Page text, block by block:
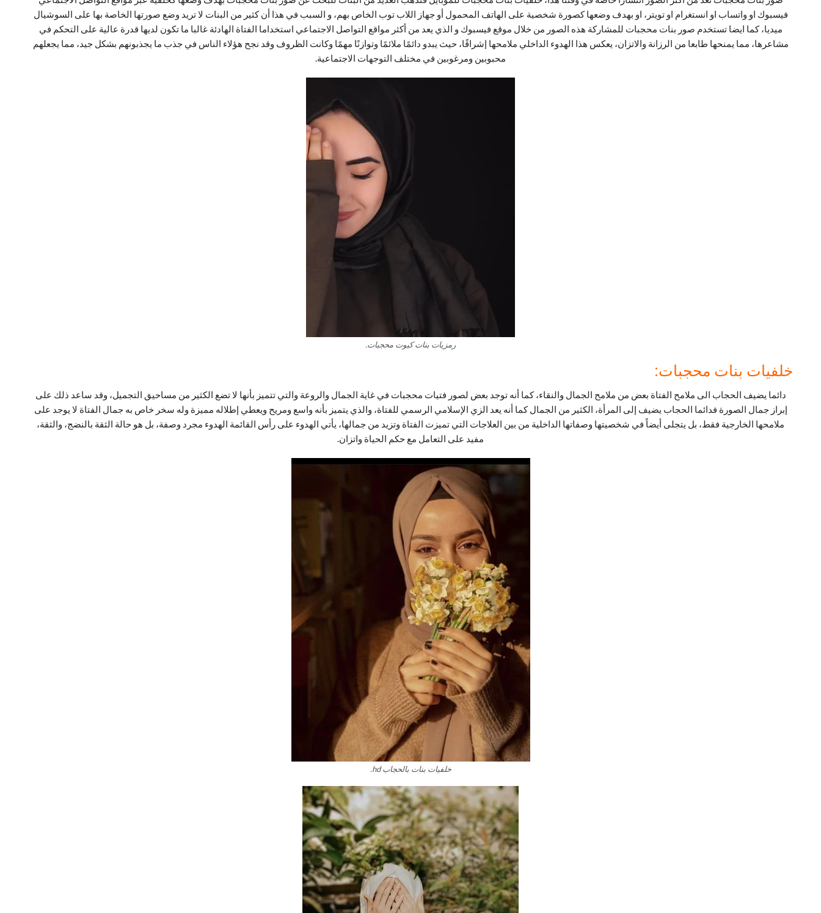
فيسبوك او واتساب او انستغرام او تويتر، او بهدف وضعها كصورة شخصية على الهاتف المحمول أو جهاز اللاب توب الخاص بهم، و السبب في هذا أن كثير من البنات لا تريد وضع صورتها الخاصة بها على السوشيال
ميديا، كما ايضا تستخدم صور بنات محجبات للمشاركة هذه الصور من خلال موقع فيسبوك و الذي يعد من أكثر مواقع التواصل الاجتماعي استخداما الفتاة الهادئة غالبا ما تكون لديها قدرة عالية على التحكم في
مشاعرها، مما يمنحها طابعا من الرزانة والاتزان، يعكس هذا الهدوء الداخلي ملامحها إشراقًا، حيث يبدو دائمًا ملائمًا وتوازنًا مهمًا وكانت الظروف وقد نجح هؤلاء الناس في جذب ما يجذبونهم بشكل جيد، مما يجعلهم
محبوبين ومرغوبين في مختلف التوجهات الاجتماعية.
رمزيات بنات كيوت محجبات.
خلفيات بنات محجبات:
دائما يضيف الحجاب الى ملامح الفتاة بعض من ملامح الجمال والنقاء، كما أنه توجد بعض لصور فتيات محجبات في غاية الجمال والروعة والتي تتميز بأنها لا تضع الكثير من مساحيق التجميل، وقد ساعد ذلك على
إبراز جمال الصورة فدائما الحجاب يضيف إلى المرأة، الكثير من الجمال كما أنه يعد الزي الإسلامي الرسمي للفتاة، والذي يتميز بأنه واسع ومريح ويعطي إطلاله مميزة وله سخر خاص بهجمال الفتاة لا يوجد على
ملامحها الخارجية فقط، بل يتجلى أيضاً في شخصيتها وصفاتها الداخلية من بين العلاجات التي تميزت الفتاة وتزيد من جمالها، يأتي الهدوء على رأس القائمة الهدوء مجرد وصفة، بل هو حالة الثقة بالنضج، والثقة،
مفيد على التعامل مع حكم الحياة واتزان.
خلفيات بنات بالحجاب hd.